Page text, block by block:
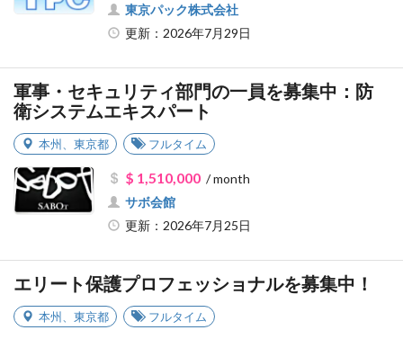
東京パック株式会社
更新：2026年7月29日
軍事・セキュリティ部門の一員を募集中：防
衛システムエキスパート
本州 東京都 フルタイム
$ 1,510,000/ month
サボ会館
更新：2026年7月25日
エリート保護プロフェッショナルを募集中！
本州 東京都 フルタイム